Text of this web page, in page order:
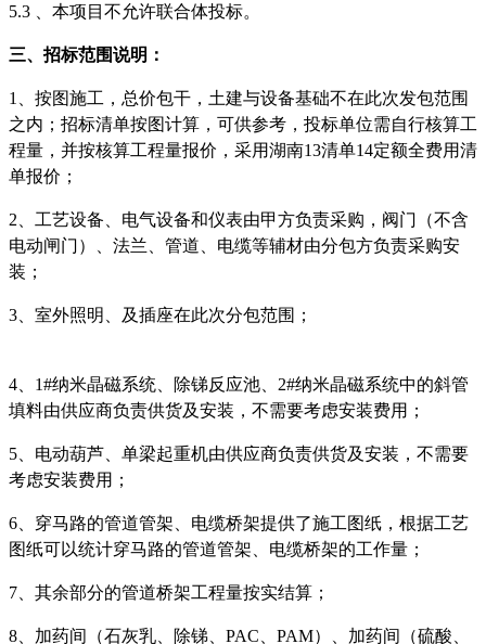
5.3 本项目不允许联合体投标。
三、招标范围说明 ：
1、 按图施工，总价包干，土建与设备基础不在此次发包范围
之内；招标清单按图计算，可供参考，投标单位需自行核算工
程量，并按核算工程量报价，采用湖南13清单14定额全费用清
单报价 ；
2、工艺设备、电气设备和仪表由甲方负责采购，阀门（不含
电动闸门）、法兰、管道、电缆等辅材由分包方负责采购安
装；
3、室外照明、及插座在此次分包范围；
4、1#纳米晶磁系统、除锑反应池、2#纳米晶磁系统中的斜管
填料由供应商负责供货及安装，不需要考虑安装费用；
5、电动葫芦、单梁起重机由供应商负责供货及安装，不需要
考虑安装费用；
6、穿马路的管道管架、电缆桥架提供了施工图纸，根据工艺
图纸可以统计穿马路的管道管架、电缆桥架的工作量；
7、其余部分的管道桥架工程量按实结算 ；
8、加药间（石灰乳、除锑、PAC、PAM）、加药间（硫酸、